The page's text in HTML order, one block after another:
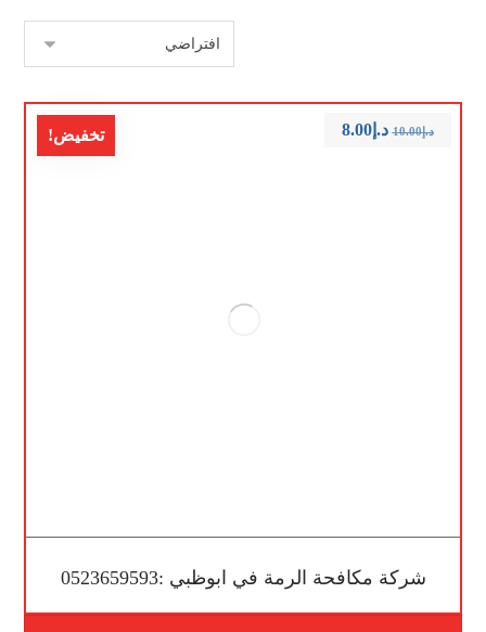
تخفيض!
شركة مكافحة الرمة في ابوظبي :0523659593
د.إ10.00 د.إ8.00